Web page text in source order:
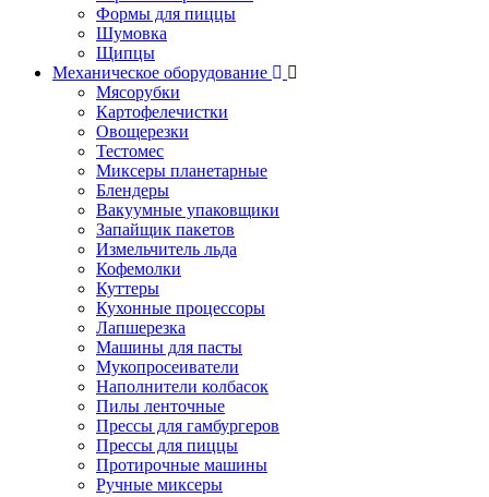
Формы для пиццы
Шумовка
Щипцы
Механическое оборудование
Мясорубки
Картофелечистки
Овощерезки
Тестомес
Миксеры планетарные
Блендеры
Вакуумные упаковщики
Запайщик пакетов
Измельчитель льда
Кофемолки
Куттеры
Кухонные процессоры
Лапшерезка
Машины для пасты
Мукопросеиватели
Наполнители колбасок
Пилы ленточные
Прессы для гамбургеров
Прессы для пиццы
Протирочные машины
Ручные миксеры